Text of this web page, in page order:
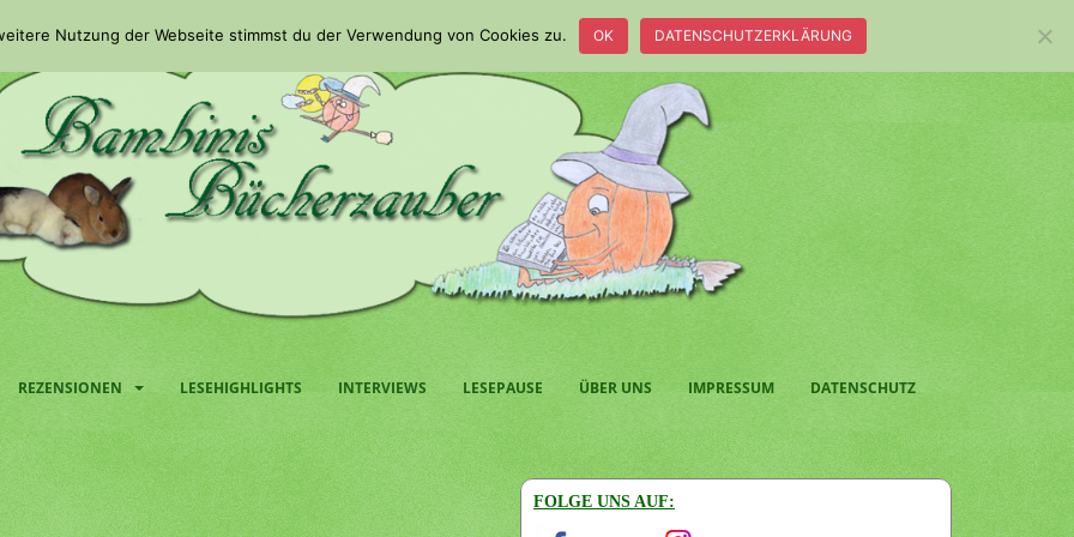
REZENSIONEN LESEHIGHLIGHTS INTERVIEWS LESEPAUSE ÜBER UNS IMPRESSUM DATENSCHUTZ
FOLGE UNS AUF:
Nutzung der Webseite stimmst du der Verwendung von Cookies zu. OK DATENSCHUTZERKLÄRUNG